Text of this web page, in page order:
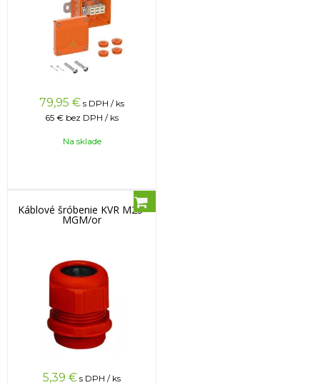
79,95 € s DPH / ks
65 € bez DPH / ks
Na sklade
Káblové šróbenie KVR M25-
MGM/or
5,39 € s DPH / ks